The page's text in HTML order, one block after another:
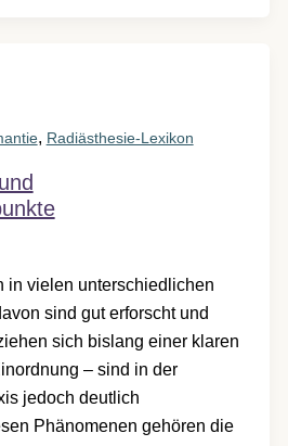
, Radiästhesie-Lexikon
in vielen unterschiedlichen
sind gut erforscht und
sich bislang einer klaren
– sind in der
jedoch deutlich
Phänomenen gehören die